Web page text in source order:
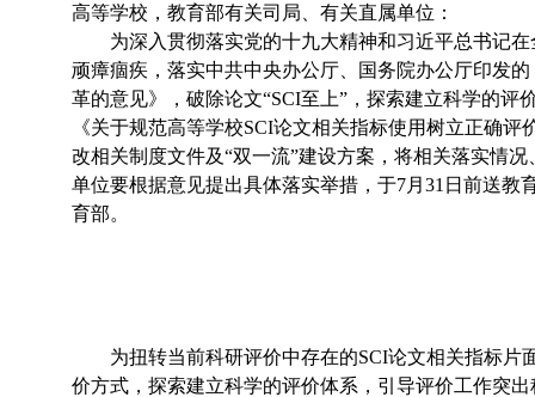
高等学校，教育部有关司局、有关直属单位：
为深入贯彻落实党的十九大精神和习近平总书记在
顽瘴痼疾，落实中共中央办公厅、国务院办公厅印发
革的意见》，破除论文“SCI至上”，探索建立科学的
《关于规范高等学校SCI论文相关指标使用树立正确
改相关制度文件及“双一流”建设方案，将相关落实情
单位要根据意见提出具体落实举措，于7月31日前送
育部。
为扭转当前科研评价中存在的SCI论文相关指标片
价方式，探索建立科学的评价体系，引导评价工作突